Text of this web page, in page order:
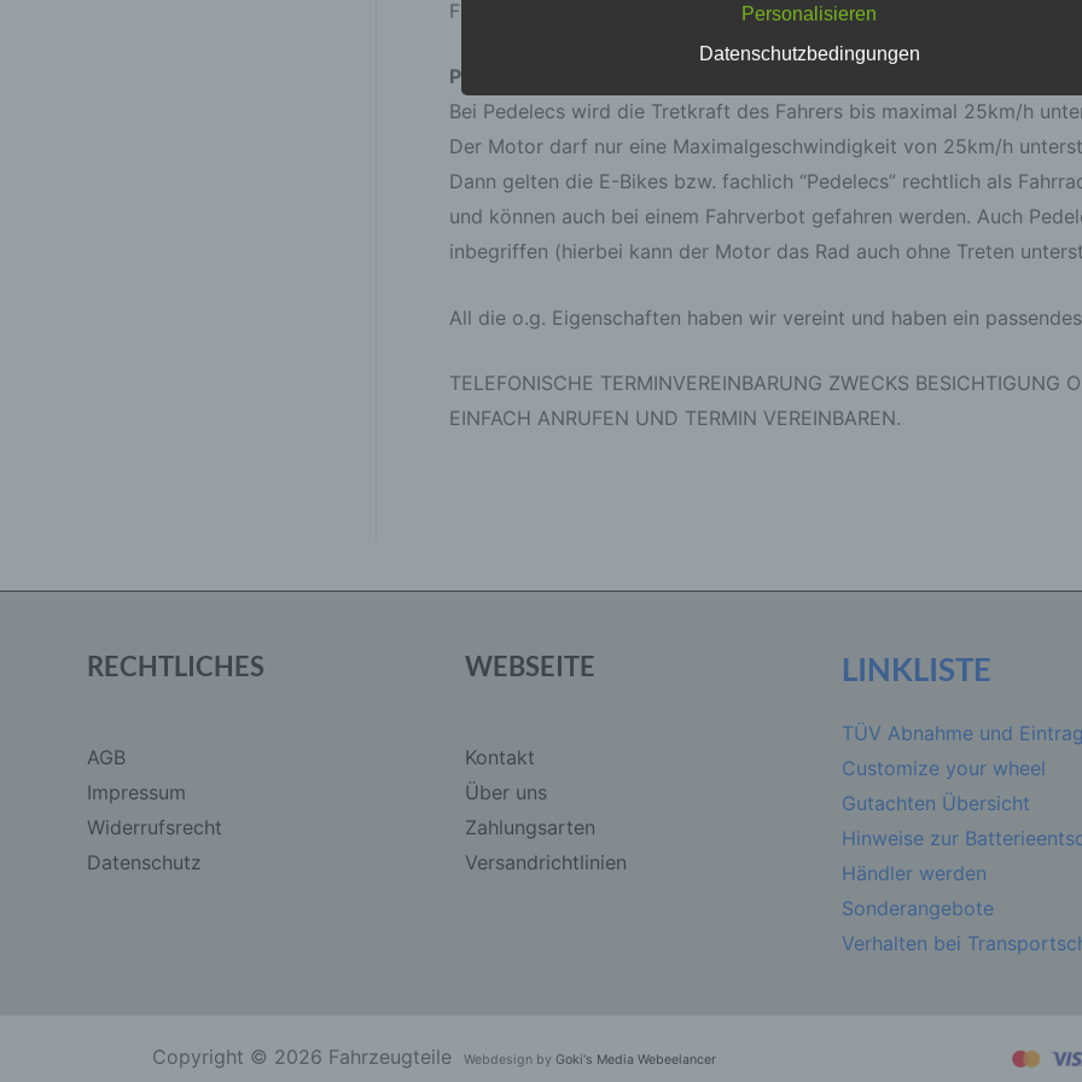
Falls einer der Gründe zutreffen sollte, kommen wir ins Spiel –
Pedelecs können ohne Fahrerlaubnis genutzt werden
Bei Pedelecs wird die Tretkraft des Fahrers bis maximal 25km/h
Der Motor darf nur eine Maximalgeschwindigkeit von 25km/h
Dann gelten die E-Bikes bzw. fachlich “Pedelecs” rechtlich als
und können auch bei einem Fahrverbot gefahren werden. Auch
inbegriffen (hierbei kann der Motor das Rad auch ohne Treten
All die o.g. Eigenschaften haben wir vereint und haben ein
TELEFONISCHE TERMINVEREINBARUNG ZWECKS BESICHTIGUNG
EINFACH ANRUFEN UND TERMIN VEREINBAREN.
RECHTLICHES
AGB
Impressum
Widerrufsrecht
Datenschutz
WEBSEITE
Kontakt
Über uns
Zahlungsarten
Versandrichtlinien
LINKLISTE
TÜV Abnahme und
Customize your wheel
Gutachten Übersicht
Hinweise zur
Händler werden
Sonderangebote
Verhalten bei
Copyright © 2026 Fahrzeugteile Webdesign by Goki's Media Webeelancer
wirtschaftlichen, kulturellen oder sozialen Identität dieser
b) betroffene Person
Betroffene Person ist jede identifizierte oder identifizierbare
natürliche Person, deren personenbezogene Daten von dem
Verarbeitung Verantwortlichen verarbeitet werden.
Zusammenhang mit personenbezogenen Daten wie das
das Erfassen, die Organisation, das Ordnen, die Speicherung,
d) Einschränkung der Verarbeitung
Einschränkung der Verarbeitung ist die Markierung
personenbezogener Daten mit dem Ziel, ihre künftige
Profiling ist jede Art der automatisierten Verarbeitung
personenbezogener Daten, die darin besteht, dass diese
personenbezogenen Daten verwendet werden, um bestimmte
zu bewerten, insbesondere, um Aspekte bezüglich
wirtschaftlicher Lage, Gesundheit, persönlicher Vorlieben,
Interessen, Zuverlässigkeit, Verhalten, Aufenthaltsort oder
Personalisieren
Datenschutzbedingungen